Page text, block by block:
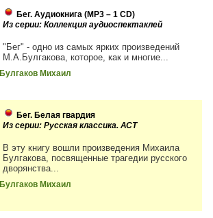
Бег. Аудиокнига (MP3 – 1 CD)
Из серии: Коллекция аудиоспектаклей
"Бег" - одно из самых ярких произведений
М.А.Булгакова, которое, как и многие...
Булгаков Михаил
Бег. Белая гвардия
Из серии: Русская классика. АСТ
В эту книгу вошли произведения Михаила
Булгакова, посвященные трагедии русского
дворянства...
Булгаков Михаил